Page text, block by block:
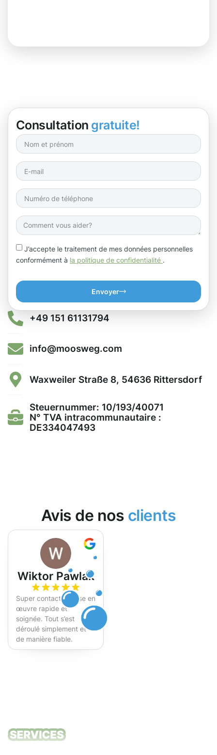
Consultation gratuite!
J’accepte le traitement de mes données personnelles
conformément à la politique de confidentialité .
Envoyer
+49 151 61131794
info@moosweg.com
Waxweiler Straße 8, 54636 Rittersdorf
Steuernummer: 10/193/40071
N° TVA intracommunautaire :
DE334047493
Avis de nos clients
Wiktor Pawlak
Super contact et mise en
œuvre rapide et
soignée. Tout s’est
déroulé simplement et
de manière fiable.
Fortement recommandé !